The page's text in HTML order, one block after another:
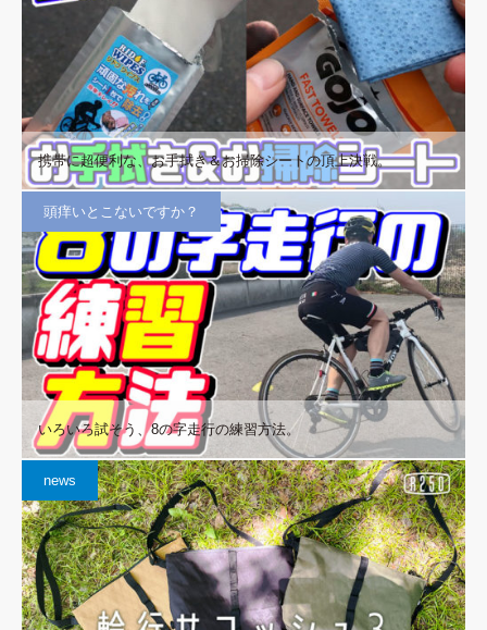
携帯に超便利な、お手拭き＆お掃除シートの頂上決戦。
頭痒いとこないですか？
いろいろ試そう、8の字走行の練習方法。
news